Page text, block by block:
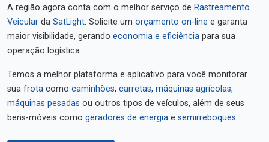
A região agora conta com o melhor serviço de Rastreamento
Veicular da SatLight. Solicite um orçamento on-line e garanta
maior visibilidade, gerando economia e eficiência para sua
operação logística.
Temos a melhor plataforma e aplicativo para você monitorar
sua frota como caminhões, carretas, máquinas agrícolas,
máquinas pesadas ou outros tipos de veículos, além de seus
bens-móveis como geradores de energia e semirreboques.